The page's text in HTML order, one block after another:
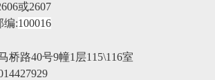
或2607
编:100016
桥路40号9幢1层115\116室